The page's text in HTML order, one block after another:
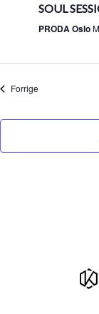
SOUL
PRODA Oslo
Forrige